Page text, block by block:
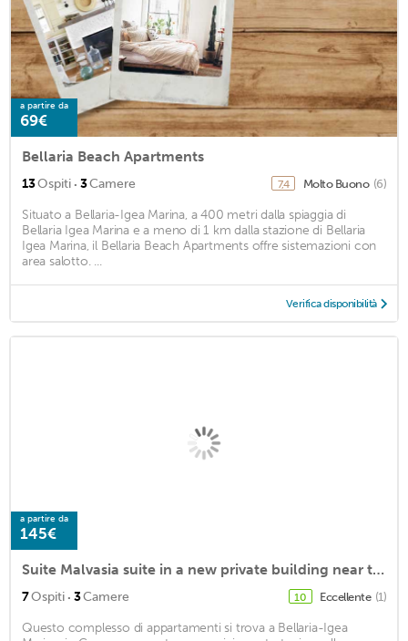
a partire da
69€
Bellaria Beach Apartments
13Ospiti · 3Camere 7,4 Molto Buono (6)
Situato a Bellaria-Igea Marina, a 400 metri dalla spiaggia di
Bellaria Igea Marina e a meno di 1 km dalla stazione di Bellaria
Igea Marina, il Bellaria Beach Apartments offre sistemazioni con
area salotto. ...
Verifica disponibilità
a partire da
145€
Suite Malvasia suite in a new private building near the sea and the center.
7Ospiti · 3Camere 10 Eccellente (1)
Questo complesso di appartamenti si trova a Bellaria-Igea